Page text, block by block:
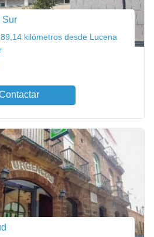
Sur
kilómetros desde Lucena